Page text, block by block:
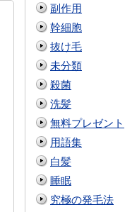
副作用
幹細胞
抜け毛
未分類
殺菌
洗髪
無料プレゼント
用語集
白髪
睡眠
究極の発毛法